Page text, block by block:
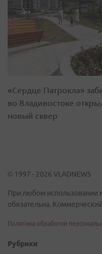
«Сердце Патрокла»
во Владивостоке
новый сквер
© 1997 - 2026 VLADNEWS
При любом использовании
обязательна.
Политика обработки
Рубрики